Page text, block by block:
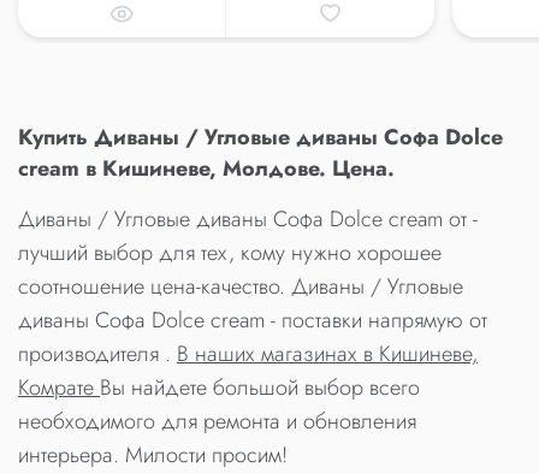
Купить Диваны / Угловые диваны Софа Dolce
cream в Кишиневе, Молдове. Цена.
Диваны / Угловые диваны Софа Dolce cream от -
лучший выбор для тех, кому нужно хорошее
соотношение цена-качество. Диваны / Угловые
диваны Софа Dolce cream - поставки напрямую от
производителя . В наших магазинах в Кишиневе,
КомратеВы найдете большой выбор всего
необходимого для ремонта и обновления
интерьера. Милости просим!